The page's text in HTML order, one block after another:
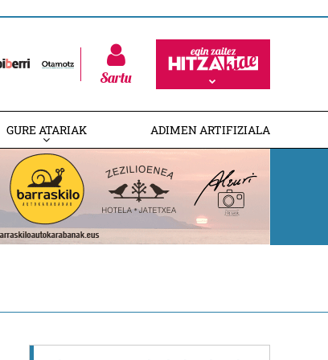
Sartu
GURE ATARIAK ADIMEN ARTIFIZIALA